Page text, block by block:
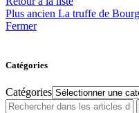
Plus ancien La truffe de
Fermer
Catégories
Catégories